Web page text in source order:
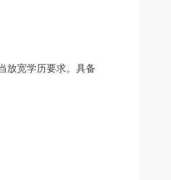
放宽学历要求。具备